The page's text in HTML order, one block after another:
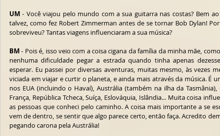
UM - Você viajou pelo mundo com a sua guitarra nas costas? Bem
talvez, como fez Robert Zimmerman antes de se tornar Bob Dylan!
sobreviveu? Tantas viagens influenciaram a sua música?
BM - Pois é, isso veio com a coisa cigana da família da minha mãe,
nenhuma dificuldade pegar a estrada quando tinha apenas
esperar. Eu passei por diversas aventuras, muitas mesmo, às vezes
viciada em viajar e curtir o planeta, e ainda mais através da música. É
nos EUA (incluindo o Havaí), Austrália (também na ilha da Tasmânia),
França, República Tcheca, Suíça, Eslováquia, Islândia... Muita coisa
as pessoas que conheci pelo caminho. A coisa mais importante a se
vem de dentro, se sentir que algo parece certo, então faça. Acredito
pegando carona pela Austrália!